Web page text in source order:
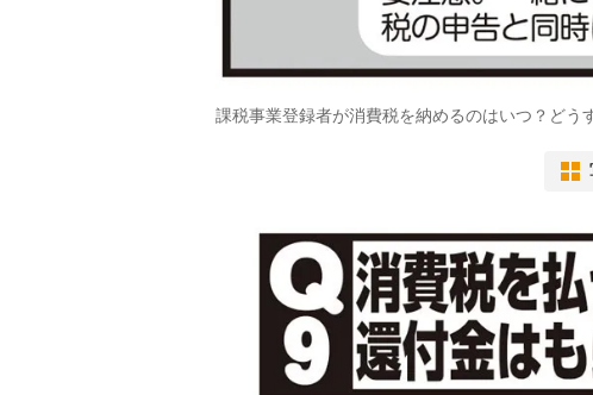
課税事業登録者が消費税を納めるのはいつ？どう